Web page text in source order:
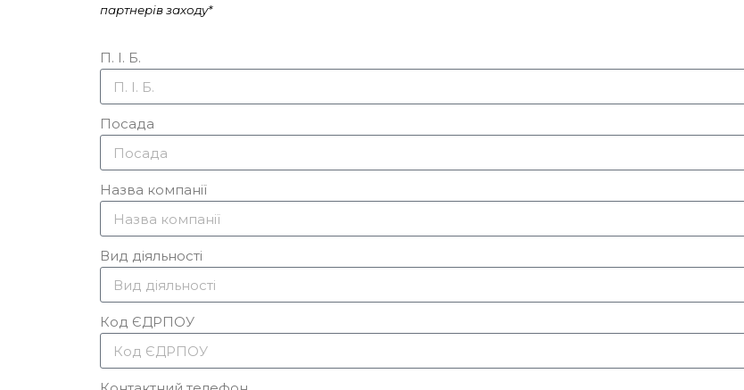
партнерів заходу*
П. І. Б.
Посада
Назва компанії
Вид діяльності
Код ЄДРПОУ